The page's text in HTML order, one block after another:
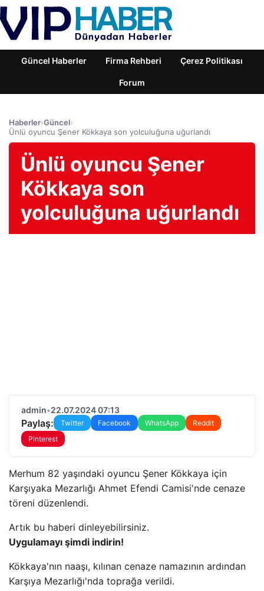
Güncel Haberler Firma Rehberi Çerez Politikası
Forum
Haberler›Güncel›
Ünlü oyuncu Şener Kökkaya son yolculuğuna uğurlandı
Ünlü oyuncu Şener
Kökkaya son
yolculuğuna uğurlandı
admin•22.07.2024 07:13
Paylaş: Twitter Facebook WhatsApp
Reddit
Pinterest
Merhum 82 yaşındaki oyuncu Şener Kökkaya için
Karşıyaka Mezarlığı Ahmet Efendi Camisi'nde cenaze
töreni düzenlendi.
Artık bu haberi dinleyebilirsiniz.
Uygulamayı şimdi indirin!
Kökkaya'nın naaşı, kılınan cenaze namazının ardından
Karşıya Mezarlığı'nda toprağa verildi.